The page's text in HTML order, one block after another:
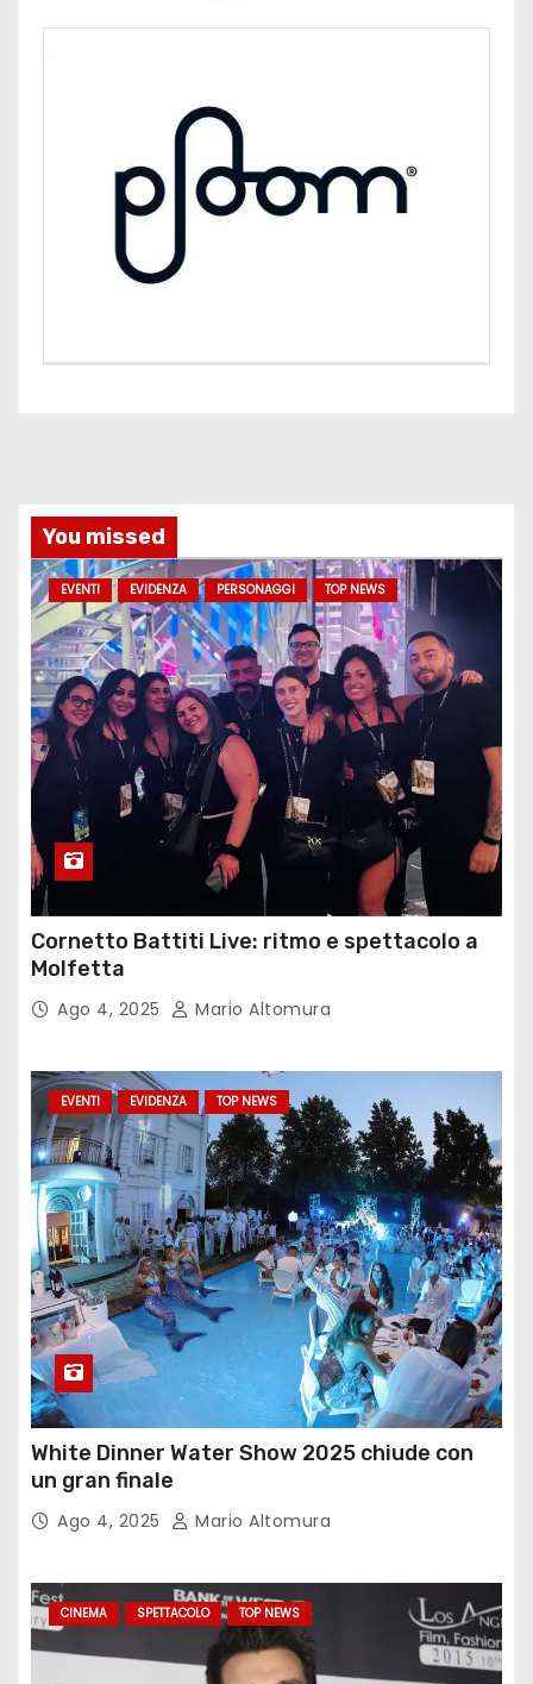
You missed
EVENTI EVIDENZA PERSONAGGI TOP NEWS
Cornetto Battiti Live: ritmo e spettacolo a
Molfetta
Ago 4, 2025 Mario Altomura
EVENTI EVIDENZA TOP NEWS
White Dinner Water Show 2025 chiude con
un gran finale
Ago 4, 2025 Mario Altomura
CINEMA SPETTACOLO TOP NEWS